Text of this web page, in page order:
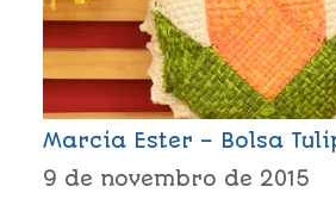
Marcia Ester – Bolsa
9 de novembro de 2015